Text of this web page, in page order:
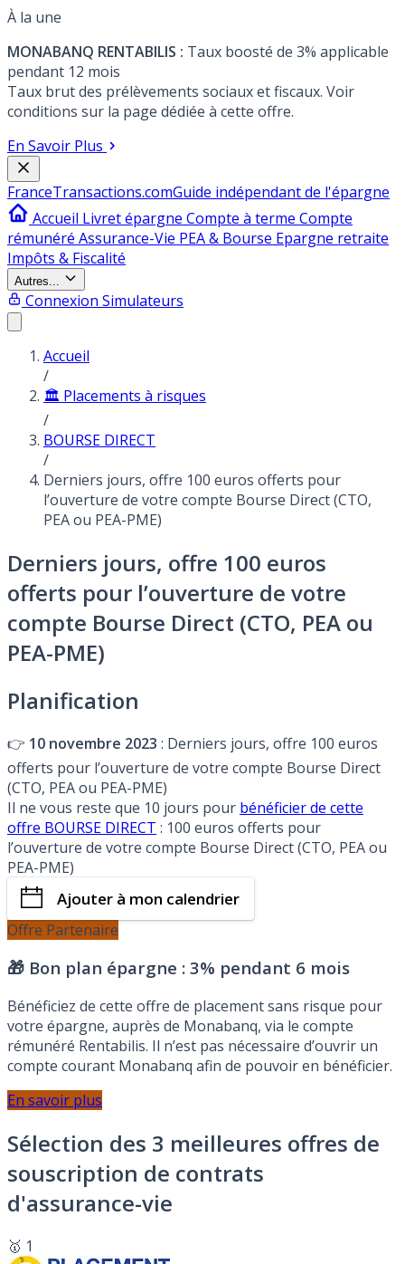
À la une
MONABANQ RENTABILIS : Taux boosté de 3% applicable
pendant 12 mois
Taux brut des prélèvements sociaux et fiscaux. Voir
conditions sur la page dédiée à cette offre.
En Savoir Plus
FranceTransactions.comGuide indépendant de l'épargne
Accueil Livret épargne Compte à terme Compte
rémunéré Assurance-Vie PEA & Bourse Epargne retraite
Impôts & Fiscalité
Autres...
Connexion Simulateurs
Accueil
/
🏛️ Placements à risques
/
BOURSE DIRECT
/
Derniers jours, offre 100 euros offerts pour
l’ouverture de votre compte Bourse Direct (CTO,
PEA ou PEA-PME)
Derniers jours, offre 100 euros
offerts pour l’ouverture de votre
compte Bourse Direct (CTO, PEA ou
PEA-PME)
Planification
👉 10 novembre 2023 : Derniers jours, offre 100 euros
offerts pour l’ouverture de votre compte Bourse Direct
(CTO, PEA ou PEA-PME)
Il ne vous reste que 10 jours pour bénéficier de cette
offre BOURSE DIRECT : 100 euros offerts pour
l’ouverture de votre compte Bourse Direct (CTO, PEA ou
PEA-PME)
Ajouter à mon calendrier
Offre Partenaire
🎁 Bon plan épargne : 3% pendant 6 mois
Bénéficiez de cette offre de placement sans risque pour
votre épargne, auprès de Monabanq, via le compte
rémunéré Rentabilis. Il n’est pas nécessaire d’ouvrir un
compte courant Monabanq afin de pouvoir en bénéficier.
En savoir plus
Sélection des 3 meilleures offres de
souscription de contrats
d'assurance-vie
🥇 1